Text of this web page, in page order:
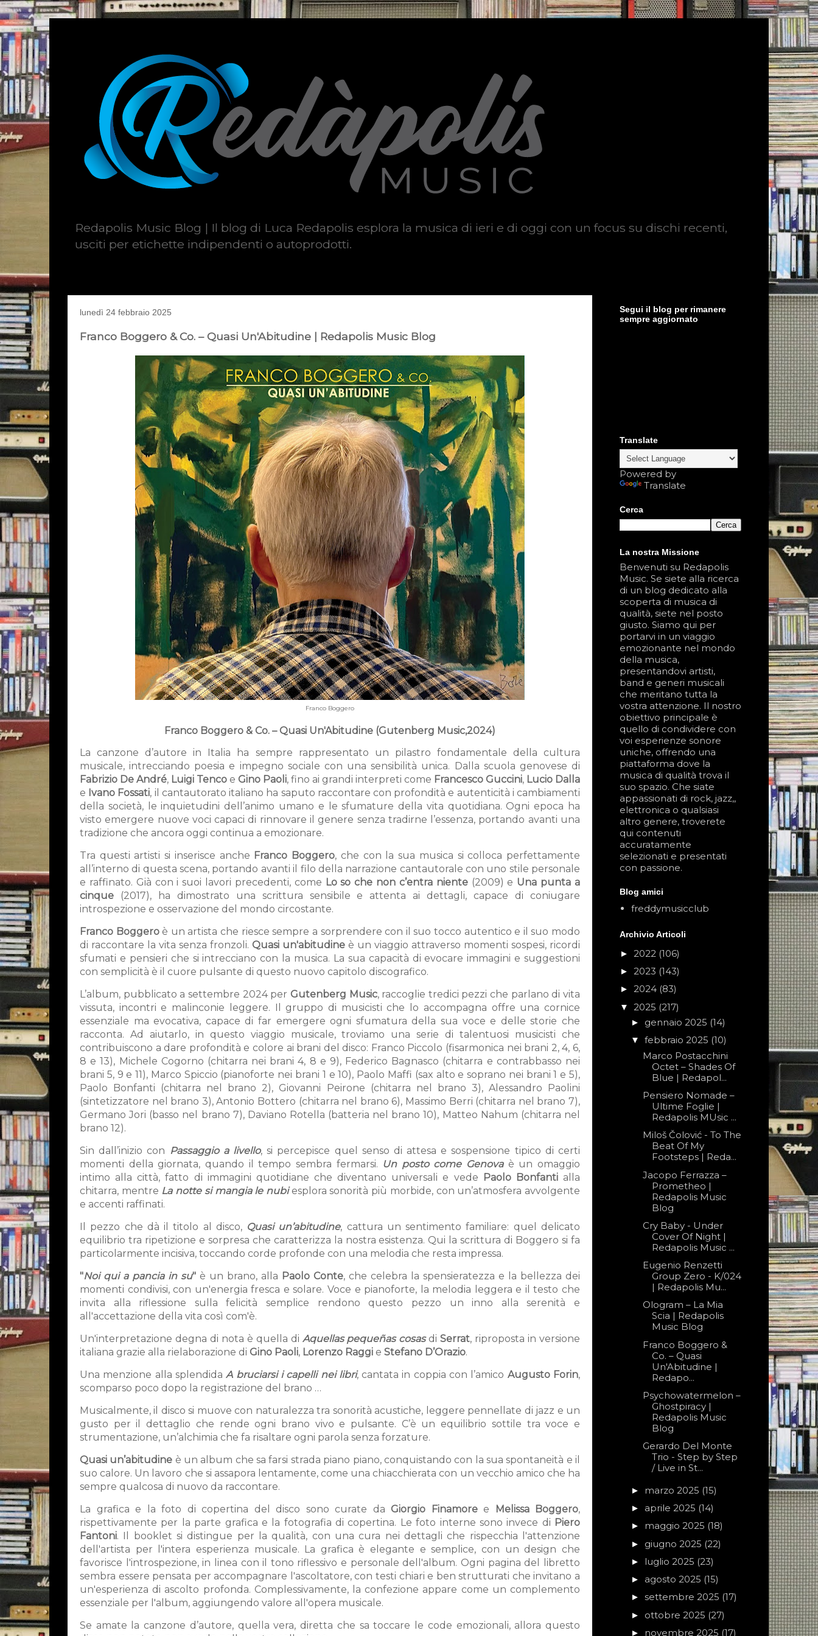
Redapolis Music Blog | Il blog di Luca Redapolis esplora la musica di ieri e di oggi con un focus su dischi recenti,
usciti per etichette indipendenti o autoprodotti.
lunedì 24 febbraio 2025
Franco Boggero & Co. – Quasi Un'Abitudine | Redapolis Music Blog
Franco Boggero
Franco Boggero & Co. – Quasi Un'Abitudine (Gutenberg Music,2024)
La canzone d’autore in Italia ha sempre rappresentato un pilastro fondamentale della cultura
musicale, intrecciando poesia e impegno sociale con una sensibilità unica. Dalla scuola genovese di
Fabrizio De André, Luigi Tenco e Gino Paoli, fino ai grandi interpreti come Francesco Guccini, Lucio Dalla
e Ivano Fossati, il cantautorato italiano ha saputo raccontare con profondità e autenticità i cambiamenti
della società, le inquietudini dell’animo umano e le sfumature della vita quotidiana. Ogni epoca ha
visto emergere nuove voci capaci di rinnovare il genere senza tradirne l’essenza, portando avanti una
tradizione che ancora oggi continua a emozionare.
Tra questi artisti si inserisce anche Franco Boggero, che con la sua musica si colloca perfettamente
all’interno di questa scena, portando avanti il filo della narrazione cantautorale con uno stile personale
e raffinato. Già con i suoi lavori precedenti, come Lo so che non c’entra niente(2009) e Una punta a
cinque (2017), ha dimostrato una scrittura sensibile e attenta ai dettagli, capace di coniugare
introspezione e osservazione del mondo circostante.
Franco Boggeroè un artista che riesce sempre a sorprendere con il suo tocco autentico e il suo modo
di raccontare la vita senza fronzoli. Quasi un'abitudine è un viaggio attraverso momenti sospesi, ricordi
sfumati e pensieri che si intrecciano con la musica. La sua capacità di evocare immagini e suggestioni
con semplicità è il cuore pulsante di questo nuovo capitolo discografico.
L’album, pubblicato a settembre 2024 per Gutenberg Music, raccoglie tredici pezzi che parlano di vita
vissuta, incontri e malinconie leggere. Il gruppo di musicisti che lo accompagna offre una cornice
essenziale ma evocativa, capace di far emergere ogni sfumatura della sua voce e delle storie che
racconta. Ad aiutarlo, in questo viaggio musicale, troviamo una serie di talentuosi musicisti che
contribuiscono a dare profondità e colore ai brani del disco: Franco Piccolo (fisarmonica nei brani 2, 4, 6,
8 e 13), Michele Cogorno (chitarra nei brani 4, 8 e 9), Federico Bagnasco (chitarra e contrabbasso nei
brani 5, 9 e 11), Marco Spiccio (pianoforte nei brani 1 e 10), Paolo Maffi (sax alto e soprano nei brani 1 e 5),
Paolo Bonfanti (chitarra nel brano 2), Giovanni Peirone (chitarra nel brano 3), Alessandro Paolini
(sintetizzatore nel brano 3), Antonio Bottero (chitarra nel brano 6), Massimo Berri (chitarra nel brano 7),
Germano Jori (basso nel brano 7), Daviano Rotella (batteria nel brano 10), Matteo Nahum (chitarra nel
brano 12).
Sin dall’inizio con Passaggio a livello, si percepisce quel senso di attesa e sospensione tipico di certi
momenti della giornata, quando il tempo sembra fermarsi. Un posto come Genovaè un omaggio
intimo alla città, fatto di immagini quotidiane che diventano universali e vede Paolo Bonfanti alla
chitarra, mentre La notte si mangia le nubiesplora sonorità più morbide, con un’atmosfera avvolgente
e accenti raffinati.
Il pezzo che dà il titolo al disco, Quasi un’abitudine, cattura un sentimento familiare: quel delicato
equilibrio tra ripetizione e sorpresa che caratterizza la nostra esistenza. Qui la scrittura di Boggero si fa
particolarmente incisiva, toccando corde profonde con una melodia che resta impressa.
"Noi qui a pancia in su" è un brano, alla Paolo Conte, che celebra la spensieratezza e la bellezza dei
momenti condivisi, con un'energia fresca e solare. Voce e pianoforte, la melodia leggera e il testo che
invita alla riflessione sulla felicità semplice rendono questo pezzo un inno alla serenità e
all'accettazione della vita così com'è.
Un'interpretazione degna di nota è quella di Aquellas pequeñas cosasdiSerrat, riproposta in versione
italiana grazie alla rielaborazione di Gino Paoli, Lorenzo Raggi e Stefano D’Orazio.
Una menzione alla splendidaA bruciarsi i capelli nei libri, cantata in coppia con l’amico Augusto Forin,
scomparso poco dopo la registrazione del brano …
Musicalmente, il disco si muove con naturalezza tra sonorità acustiche, leggere pennellate di jazz e un
gusto per il dettaglio che rende ogni brano vivo e pulsante. C’è un equilibrio sottile tra voce e
strumentazione, un’alchimia che fa risaltare ogni parola senza forzature.
Quasi un’abitudine è un album che sa farsi strada piano piano, conquistando con la sua spontaneità e il
suo calore. Un lavoro che si assapora lentamente, come una chiacchierata con un vecchio amico che ha
sempre qualcosa di nuovo da raccontare.
La grafica e la foto di copertina del disco sono curate da Giorgio Finamoree Melissa Boggero,
rispettivamente per la parte grafica e la fotografia di copertina. Le foto interne sono invece di Piero
Fantoni. Il booklet si distingue per la qualità, con una cura nei dettagli che rispecchia l'attenzione
dell'artista per l'intera esperienza musicale. La grafica è elegante e semplice, con un design che
favorisce l'introspezione, in linea con il tono riflessivo e personale dell'album. Ogni pagina del libretto
sembra essere pensata per accompagnare l'ascoltatore, con testi chiari e ben strutturati che invitano a
un'esperienza di ascolto profonda. Complessivamente, la confezione appare come un complemento
essenziale per l'album, aggiungendo valore all'opera musicale.
Se amate la canzone d’autore, quella vera, diretta che sa toccare le code emozionali, allora questo
Segui il blog per rimanere
sempre aggiornato
Translate
Powered by
Translate
Cerca
La nostra Missione
Benvenuti su Redapolis
Music. Se siete alla ricerca
di un blog dedicato alla
scoperta di musica di
qualità, siete nel posto
giusto. Siamo qui per
portarvi in un viaggio
emozionante nel mondo
della musica,
presentandovi artisti,
band e generi musicali
che meritano tutta la
vostra attenzione. Il nostro
obiettivo principale è
quello di condividere con
voi esperienze sonore
uniche, offrendo una
piattaforma dove la
musica di qualità trova il
suo spazio. Che siate
appassionati di rock, jazz,,
elettronica o qualsiasi
altro genere, troverete
qui contenuti
accuratamente
selezionati e presentati
con passione.
Blog amici
freddymusicclub
Archivio Articoli
► 2022 (106)
► 2023 (143)
► 2024 (83)
▼ 2025 (217)
► gennaio 2025 (14)
▼ febbraio 2025 (10)
Marco Postacchini
Octet – Shades Of
Blue | Redapol...
Pensiero Nomade –
Ultime Foglie |
Redapolis MUsic ...
Miloš Čolović - To The
Beat Of My
Footsteps | Reda...
Jacopo Ferrazza –
Prometheo |
Redapolis Music
Blog
Cry Baby - Under
Cover Of Night |
Redapolis Music ...
Eugenio Renzetti
Group Zero - K/024
| Redapolis Mu...
Ologram – La Mia
Scia | Redapolis
Music Blog
Franco Boggero &
Co. – Quasi
Un'Abitudine |
Redapo...
Psychowatermelon –
Ghostpiracy |
Redapolis Music
Blog
Gerardo Del Monte
Trio - Step by Step
/ Live in St...
► marzo 2025 (15)
► aprile 2025 (14)
► maggio 2025 (18)
► giugno 2025 (22)
► luglio 2025 (23)
► agosto 2025 (15)
► settembre 2025 (17)
► ottobre 2025 (27)
► novembre 2025 (17)